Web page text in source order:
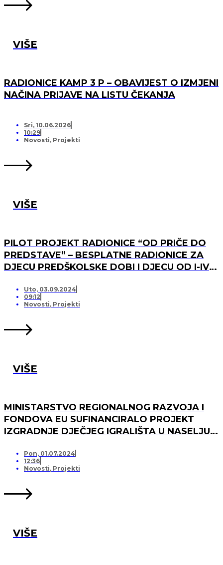
VIŠE
RADIONICE KAMP 3 P – OBAVIJEST O IZMJENI
NAČINA PRIJAVE NA LISTU ČEKANJA
Sri, 10.06.2026
10:29
Novosti, Projekti
VIŠE
PILOT PROJEKT RADIONICE “OD PRIČE DO
PREDSTAVE” – BESPLATNE RADIONICE ZA
DJECU PREDŠKOLSKE DOBI I DJECU OD I-IV
Uto, 03.09.2024
09:12
Novosti, Projekti
VIŠE
MINISTARSTVO REGIONALNOG RAZVOJA I
FONDOVA EU SUFINANCIRALO PROJEKT
IZGRADNJE DJEČJEG IGRALIŠTA U NASELJU
Pon, 01.07.2024
12:36
Novosti, Projekti
VIŠE